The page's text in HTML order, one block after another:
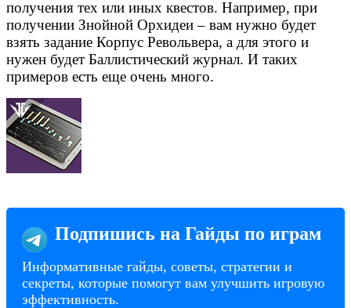
получения тех или иных квестов. Например, при
получении Знойной Орхидеи – вам нужно будет
взять задание Корпус Револьвера, а для этого и
нужен будет Баллистический журнал. И таких
примеров есть еще очень много.
Подпишись на Гайды по играм
Информативные гайды, советы, стратегии и
секреты, которые помогут вам улучшить игровую
эффективность.